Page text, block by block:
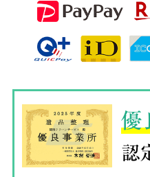
優
認